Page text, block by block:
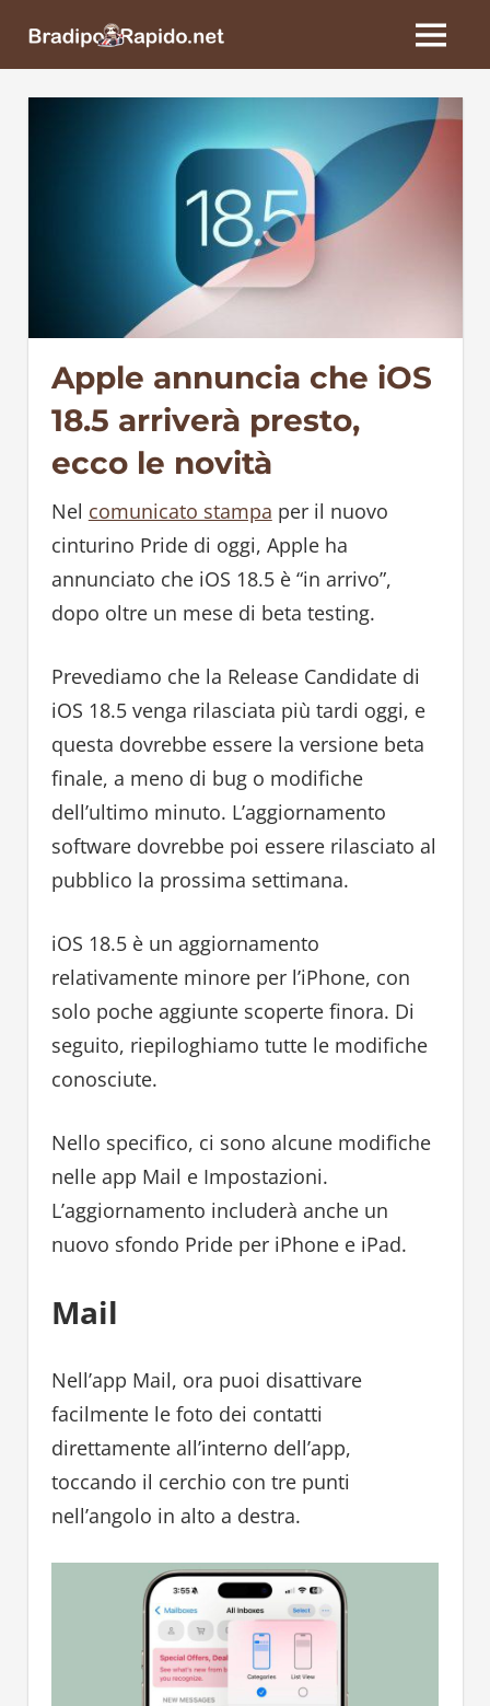
BradipoRapido.net
MENU
Apple annuncia che iOS
18.5 arriverà presto,
ecco le novità
Nel comunicato stampa per il nuovo
cinturino Pride di oggi, Apple ha
annunciato che iOS 18.5 è “in arrivo”,
dopo oltre un mese di beta testing.
Prevediamo che la Release Candidate di
iOS 18.5 venga rilasciata più tardi oggi, e
questa dovrebbe essere la versione beta
finale, a meno di bug o modifiche
dell’ultimo minuto. L’aggiornamento
software dovrebbe poi essere rilasciato al
pubblico la prossima settimana.
iOS 18.5 è un aggiornamento
relativamente minore per l’iPhone, con
solo poche aggiunte scoperte finora. Di
seguito, riepiloghiamo tutte le modifiche
conosciute.
Nello specifico, ci sono alcune modifiche
nelle app Mail e Impostazioni.
L’aggiornamento includerà anche un
nuovo sfondo Pride per iPhone e iPad.
Mail
Nell’app Mail, ora puoi disattivare
facilmente le foto dei contatti
direttamente all’interno dell’app,
toccando il cerchio con tre punti
nell’angolo in alto a destra.